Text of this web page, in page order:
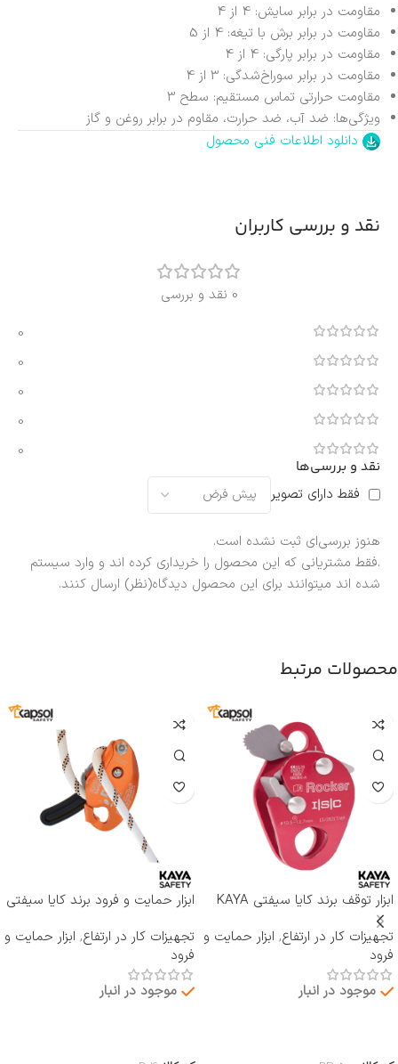
مقاومت در برابر سایش: 4 از 4
مقاومت در برابر برش با تیغه: 4 از 5
مقاومت در برابر پارگی: 4 از 4
مقاومت در برابر سوراخ‌شدگی: 3 از 4
مقاومت حرارتی تماس مستقیم: سطح 3
ویژگی‌ها: ضد آب، ضد حرارت، مقاوم در برابر روغن و گاز
دانلود اطلاعات فنی محصول
نقد و بررسی کاربران
0 نقد و بررسی
0
0
0
0
0
نقد و بررسی‌ها
فقط دارای تصویر
هنوز بررسی‌ای ثبت نشده است.
.فقط مشتریانی که این محصول را خریداری کرده اند و وارد سیستم
شده اند میتوانند برای این محصول دیدگاه(نظر) ارسال کنند.
محصولات مرتبط
ابزار توقف برند کایا سیفتی KAYA
SAFETY مدل RP-500 ROCKER
تجهیزات کار در ارتفاع, ابزار حمایت و
فرود
موجود در انبار
ابزار حمایت و فرود برند کایا سیفتی
تجهیزات کار در ارتفاع, ابزار حمایت و
فرود
موجود در انبار